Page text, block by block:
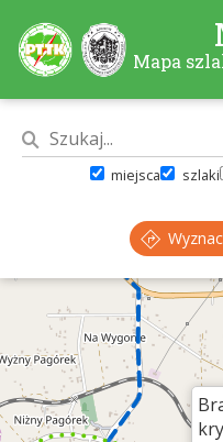
Mapa
miejsca szlaki